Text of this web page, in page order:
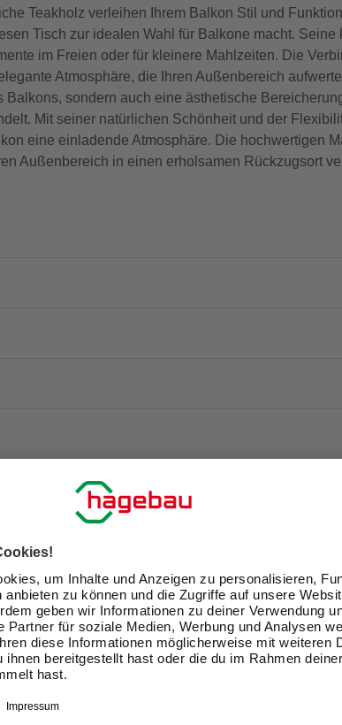
Teakholz verleihen Ihrem Balkon Stil und
Tisch zur idealen Wahl für Balkone macht. Seine
im Freien oder für kleinere Mahlzeiten. Die
Atmosphäre, die Ihren Außenbereich
sondern auch eine ästhetische
Mit seiner natürlichen Schönheit und der
eine einladende Atmosphäre. Die hochwertigen
Außenbereich in einen erholsamen Rückzugsort